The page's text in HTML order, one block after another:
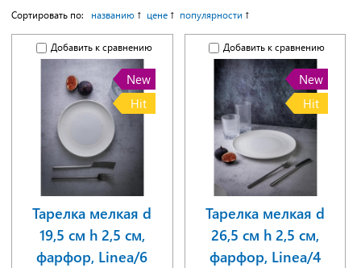
Сортировать по: названию цене популярности
Добавить к сравнению
New
Hit
Тарелка мелкая d
19,5 см h 2,5 см,
фарфор, Linea/6
Добавить к сравнению
New
Hit
Тарелка мелкая d
26,5 см h 2,5 см,
фарфор, Linea/4